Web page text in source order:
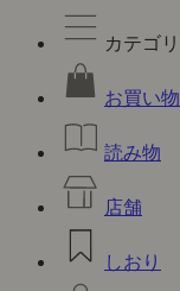
カテゴリ
お買い物
読み物
店舗
しおり